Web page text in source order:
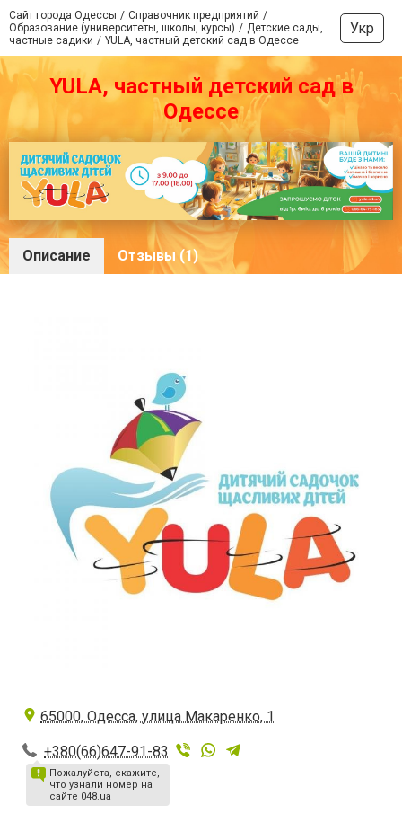
Сайт города Одессы
Справочник предприятий
Образование (университеты, школы, курсы)
Детские сады,
частные садики
YULA, частный детский сад в Одессе
Укр
YULA, частный детский сад в
Одессе
Описание Отзывы (1)
65000, Одесса, улица Макаренко, 1
+380(66)647-91-83
Пожалуйста, скажите,
что узнали номер на
сайте 048.ua